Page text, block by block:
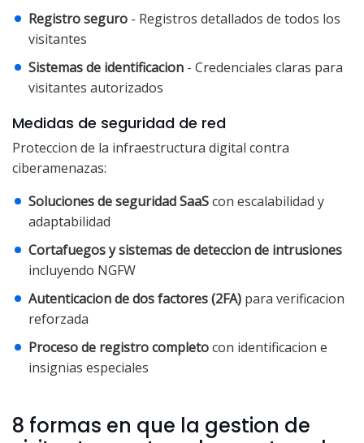
Registro seguro - Registros detallados de todos los
visitantes
Sistemas de identificacion - Credenciales claras para
visitantes autorizados
Medidas de seguridad de red
Proteccion de la infraestructura digital contra
ciberamenazas:
Soluciones de seguridad SaaScon escalabilidad y
adaptabilidad
Cortafuegos y sistemas de deteccion de intrusiones
incluyendo NGFW
Autenticacion de dos factores (2FA) para verificacion
reforzada
Proceso de registro completocon identificacion e
insignias especiales
8 formas en que la gestion de